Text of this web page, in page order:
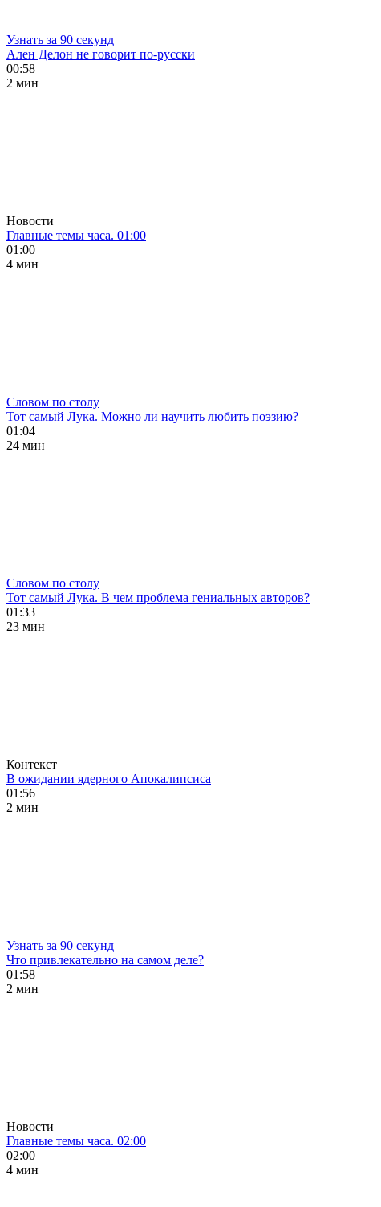
Узнать за 90 секунд
Ален Делон не говорит по-русски
00:58
2 мин
Новости
Главные темы часа. 01:00
01:00
4 мин
Словом по столу
Тот самый Лука. Можно ли научить любить поэзию?
01:04
24 мин
Словом по столу
Тот самый Лука. В чем проблема гениальных авторов?
01:33
23 мин
Контекст
В ожидании ядерного Апокалипсиса
01:56
2 мин
Узнать за 90 секунд
Что привлекательно на самом деле?
01:58
2 мин
Новости
Главные темы часа. 02:00
02:00
4 мин